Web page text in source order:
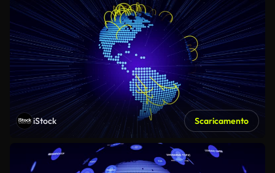
iStock Scaricamento